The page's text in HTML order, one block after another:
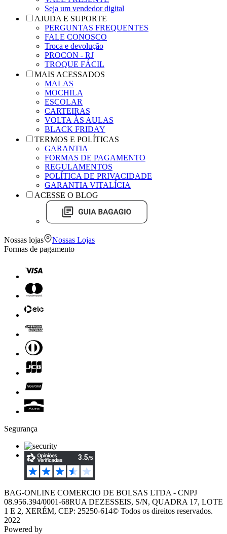
Seja um vendedor digital
AJUDA E SUPORTE
PERGUNTAS FREQUENTES
FALE CONOSCO
Troca e devolução
PROCON - RJ
TROQUE FÁCIL
MAIS ACESSADOS
MALAS
MOCHILA
ESCOLAR
CARTEIRAS
VOLTA ÀS AULAS
BLACK FRIDAY
TERMOS E POLÍTICAS
GARANTIA
FORMAS DE PAGAMENTO
REGULAMENTOS
POLÍTICA DE PRIVACIDADE
GARANTIA VITALÍCIA
ACESSE O BLOG
Nossas lojas
Nossas Lojas
Formas de pagamento
Segurança
BAG-ONLINE COMERCIO DE BOLSAS LTDA - CNPJ
08.956.394/0001-68RUA DEZESSEIS, S/N, QUADRA 17, LOTE
1 E 2, XERÉM, CEP: 25250-614© Todos os direitos reservados.
2022
Powered by